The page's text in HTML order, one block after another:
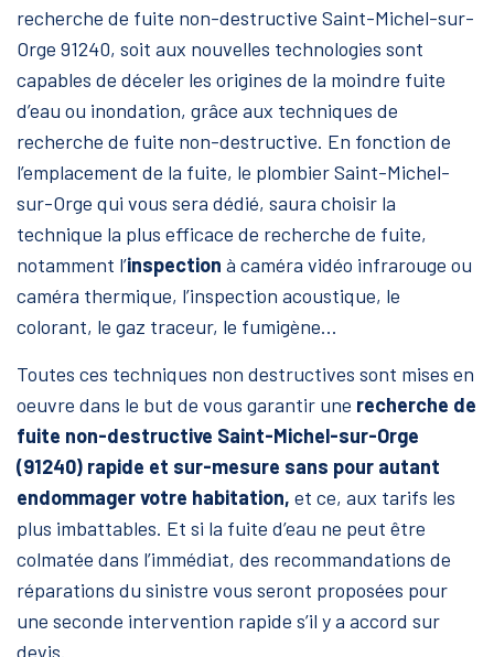
recherche de fuite non-destructive Saint-Michel-sur-
Orge 91240, soit aux nouvelles technologies sont
capables de déceler les origines de la moindre fuite
d’eau ou inondation, grâce aux techniques de
recherche de fuite non-destructive. En fonction de
l’emplacement de la fuite, le plombier Saint-Michel-
sur-Orge qui vous sera dédié, saura choisir la
technique la plus efficace de recherche de fuite,
notamment l’inspection à caméra vidéo infrarouge ou
caméra thermique, l’inspection acoustique, le
colorant, le gaz traceur, le fumigène...
Toutes ces techniques non destructives sont mises en
oeuvre dans le but de vous garantir une recherche de
fuite non-destructive Saint-Michel-sur-Orge
(91240) rapide et sur-mesure sans pour autant
endommager votre habitation, et ce, aux tarifs les
plus imbattables. Et si la fuite d’eau ne peut être
colmatée dans l’immédiat, des recommandations de
réparations du sinistre vous seront proposées pour
une seconde intervention rapide s’il y a accord sur
devis.